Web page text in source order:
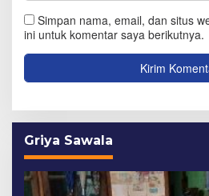
Simpan nama, email, dan situs
ini untuk komentar saya berikutnya.
Griya Sawala